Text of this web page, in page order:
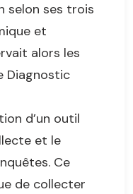
selon ses trois
et
alors les
Diagnostic
d’un outil
et le
Ce
de collecter